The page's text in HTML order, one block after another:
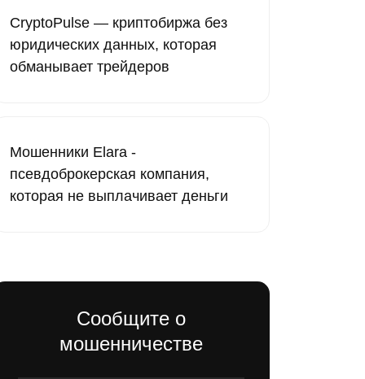
CryptoPulse — криптобиржа без
юридических данных, которая
обманывает трейдеров
Мошенники Elara -
псевдоброкерская компания,
которая не выплачивает деньги
Сообщите о
мошенничестве